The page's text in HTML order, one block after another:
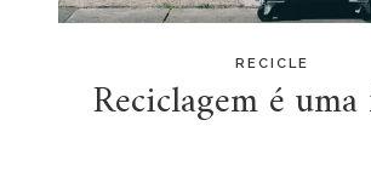
RECICLE
Reciclagem é uma